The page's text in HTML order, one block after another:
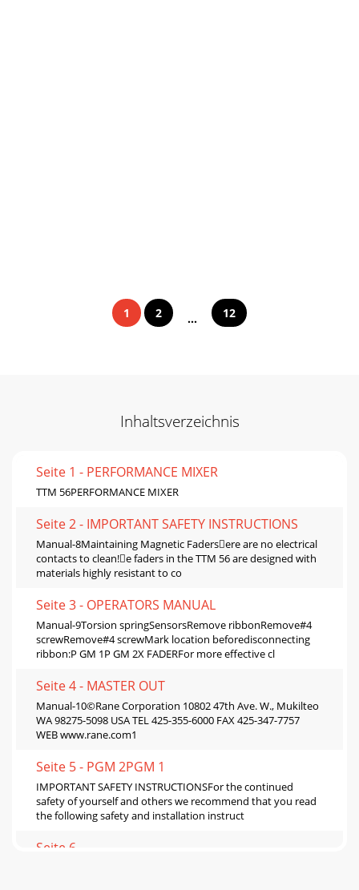
1 2 ... 12
Inhaltsverzeichnis
Seite 1 - PERFORMANCE MIXER
TTM 56PERFORMANCE MIXER
Seite 2 - IMPORTANT SAFETY INSTRUCTIONS
Manual-8Maintaining Magnetic Fadersere are no electrical
contacts to clean!e faders in the TTM 56 are designed with
materials highly resistant to co
Seite 3 - OPERATORS MANUAL
Manual-9Torsion springSensorsRemove ribbonRemove#4
screwRemove#4 screwMark location beforedisconnecting
ribbon:P GM 1P GM 2X FADERFor more eﬀective cl
Seite 4 - MASTER OUT
Manual-10©Rane Corporation 10802 47th Ave. W., Mukilteo
WA 98275-5098 USA TEL 425-355-6000 FAX 425-347-7757
WEB www.rane.com1
Seite 5 - PGM 2PGM 1
IMPORTANT SAFETY INSTRUCTIONSFor the continued
safety of yourself and others we recommend that you read
the following safety and installation instruct
Seite 6